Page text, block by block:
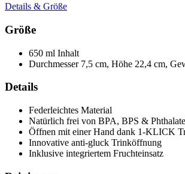
Details & Größe
Größe
650 ml Inhalt
Durchmesser 7,5 cm, Höhe 22,4 cm,
Details
Federleichtes Material
Natürlich frei von BPA, BPS &
Öffnen mit einer Hand dank 1-KLICK
Innovative anti-gluck Trinköffnung
Inklusive integriertem Fruchteinsatz